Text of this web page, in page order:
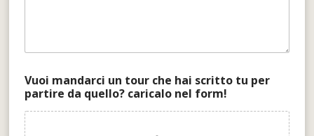
Vuoi mandarci un tour che hai scritto tu per
partire da quello? caricalo nel form!